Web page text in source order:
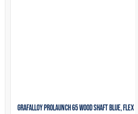
Grafalloy ProLaunch 65 Wood Shaft Blue, Flex